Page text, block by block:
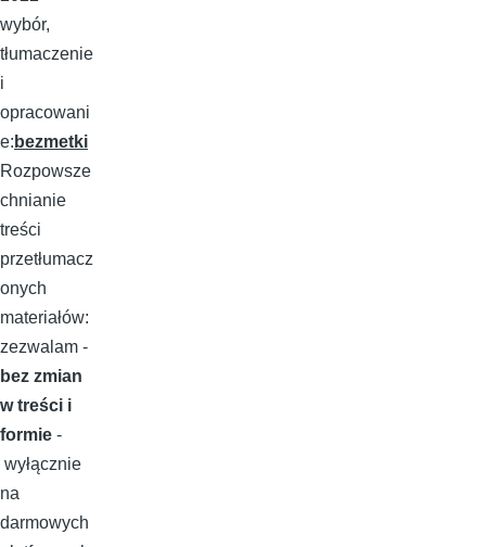
wybór,
tłumaczenie
i
opracowani
e: bezmetki
Rozpowsze
chnianie
treści
przetłumacz
onych
materiałów:
zezwalam -
bez zmian
w treści i
formie -
wyłącznie
na
darmowych